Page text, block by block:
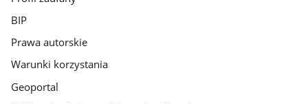
BIP
Prawa autorskie
Warunki korzystania
Geoportal